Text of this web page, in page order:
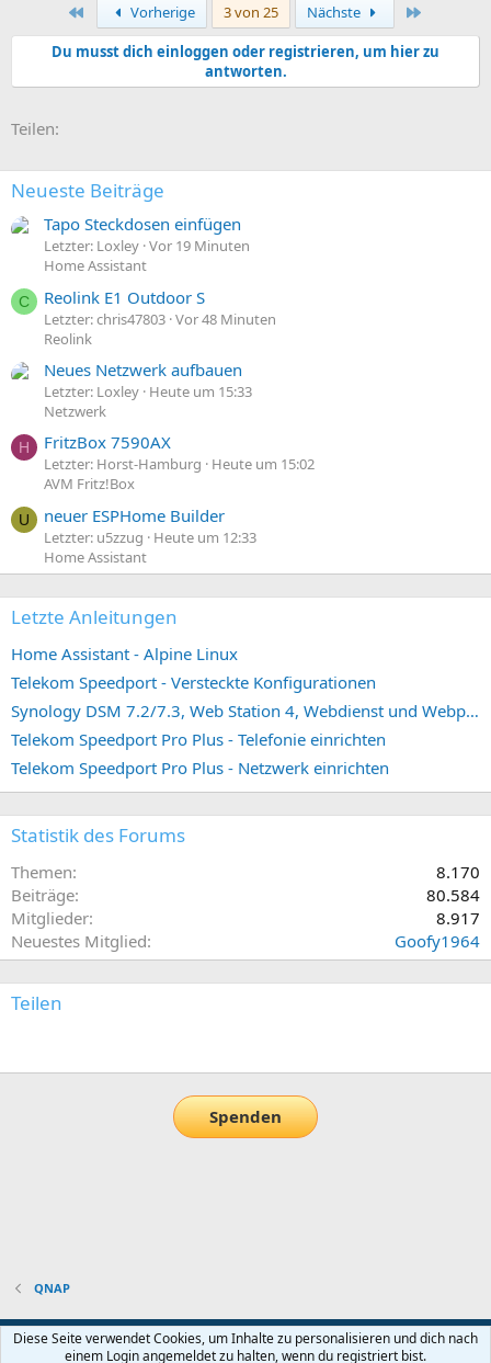
Erste Vorherige 3 von 25 Nächste
Du musst dich einloggen oder registrieren, um hier zu
antworten.
Teilen:
Neueste Beiträge
Tapo Steckdosen einfügen
Letzter: Loxley Vor 19 Minuten
Home Assistant
C Reolink E1 Outdoor S
Letzter: chris47803 Vor 48 Minuten
Reolink
Neues Netzwerk aufbauen
Letzter: Loxley Heute um 15:33
Netzwerk
H FritzBox 7590AX
Letzter: Horst-Hamburg
Heute um 15:02
AVM Fritz!Box
U neuer ESPHome Builder
Letzter: u5zzug
Heute um 12:33
Home Assistant
Letzte Anleitungen
Home Assistant - Alpine Linux
Telekom Speedport - Versteckte Konfigurationen
Synology DSM 7.2/7.3, Web Station 4, Webdienst und Webportal erstellen (ehemals vHost)
Telekom Speedport Pro Plus - Telefonie einrichten
Telekom Speedport Pro Plus - Netzwerk einrichten
Statistik des Forums
Themen
8.170
Beiträge
80.584
Mitglieder
8.917
Neuestes Mitglied
Goofy1964
Teilen
Spenden
QNAP
Default-Theme
Diese Seite verwendet Cookies, um Inhalte zu personalisieren und dich nach
einem Login angemeldet zu halten, wenn du registriert bist.